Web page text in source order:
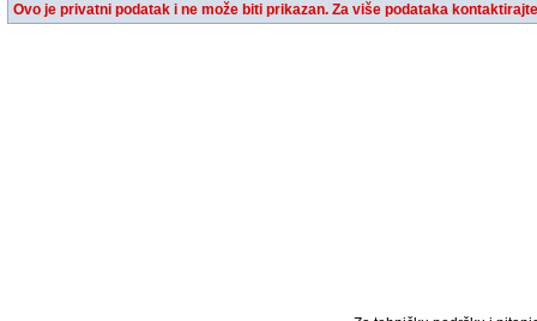
Ovo je privatni podatak i ne može biti prikazan. Za više podataka